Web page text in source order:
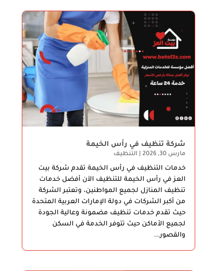
شركة تنظيف في رأس الخيمة
مارس 30, 2026 | التنظيف
خدمات التنظيف في رأس الخيمة تقدم شركة بيت
العز في رأس الخيمة للتنظيف الآن أفضل خدمات
تنظيف المنازل لجميع المواطنين، وتعتبر الشركة
من أكبر الشركات في دولة الإمارات العربية المتحدة
حيث تقدم خدمات تنظيف مضمونة وعالية الجودة
لجميع الأماكن حيث تتوفر الخدمة في السكن
والقصور...